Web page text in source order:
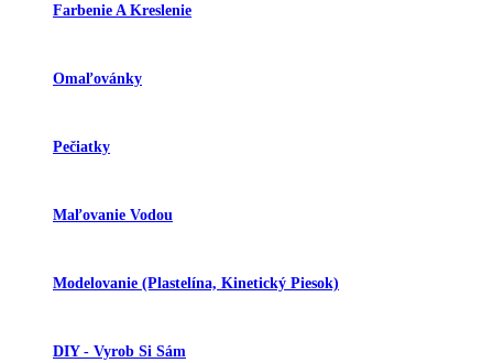
Farbenie A Kreslenie
Omaľovánky
Pečiatky
Maľovanie Vodou
Modelovanie (plastelína, Kinetický Piesok)
DIY - Vyrob Si Sám